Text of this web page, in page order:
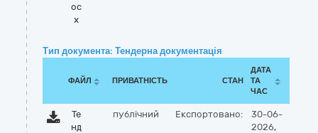
oc
x
Тип документа: Тендерна документація
ФАЙЛ ПРИВАТНІСТЬ СТАН
ДАТА
ТА
ЧАС
Те
нд
публічний Експортовано:
30-06-
2026,